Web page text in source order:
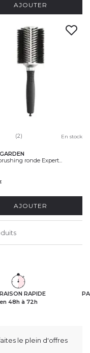
AJOUTER
(2) En stock
ronde Expert...
AJOUTER
RAPIDE
en 48h à 72h
le plein d'offres